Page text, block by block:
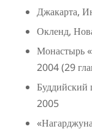
Джакарта,
Окленд,
Монастырь
2004 (29
Буддийский
2005